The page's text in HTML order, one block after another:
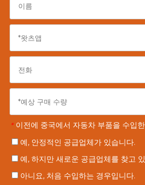
* 이전에 중국에서 자동차 부품을 수입
예, 안정적인 공급업체가 있습니다.
예, 하지만 새로운 공급업체를 찾고
아니요, 처음 수입하는 경우입니다.